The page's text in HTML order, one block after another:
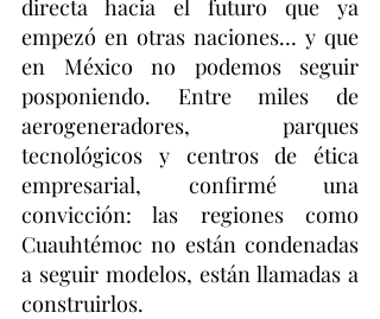
directa hacia el futuro que ya
empezó en otras naciones… y que
en México no podemos seguir
posponiendo. Entre miles de
aerogeneradores, parques
tecnológicos y centros de ética
empresarial, confirmé una
convicción: las regiones como
Cuauhtémoc no están condenadas
a seguir modelos, están llamadas a
construirlos.